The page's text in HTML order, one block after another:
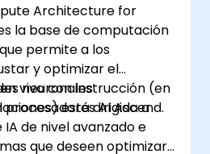
Architecture for
la base de computación
permite a los
y optimizar el
neuronales
AI Ascend.
vivo con instrucción (en
está dirigida a
de nivel avanzado e
que deseen optimizar